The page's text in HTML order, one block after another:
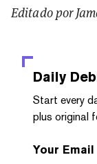
Editado por
Daily
Start every
plus original
Your Email